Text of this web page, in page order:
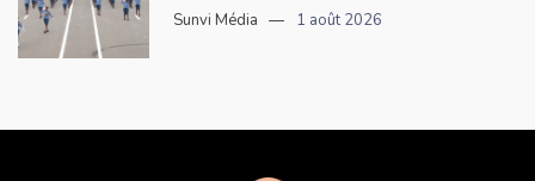
Sunvi Média 1 août 2026